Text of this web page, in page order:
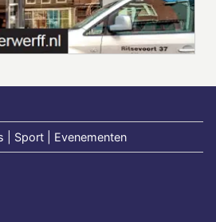
| Sport | Evenementen